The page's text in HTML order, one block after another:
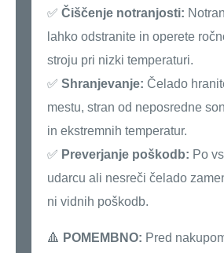
✅ Čiščenje notranjosti:
lahko odstranite in operete
stroju pri nizki temperaturi.
✅ Shranjevanje: Čelado
mestu, stran od neposredne
in ekstremnih temperatur.
✅ Preverjanje poškodb: Po
udarcu ali nesreči čelado
ni vidnih poškodb.
🔺 POMEMBNO: Pred